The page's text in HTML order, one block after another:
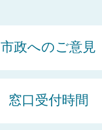
市政へのご意見
窓口受付時間